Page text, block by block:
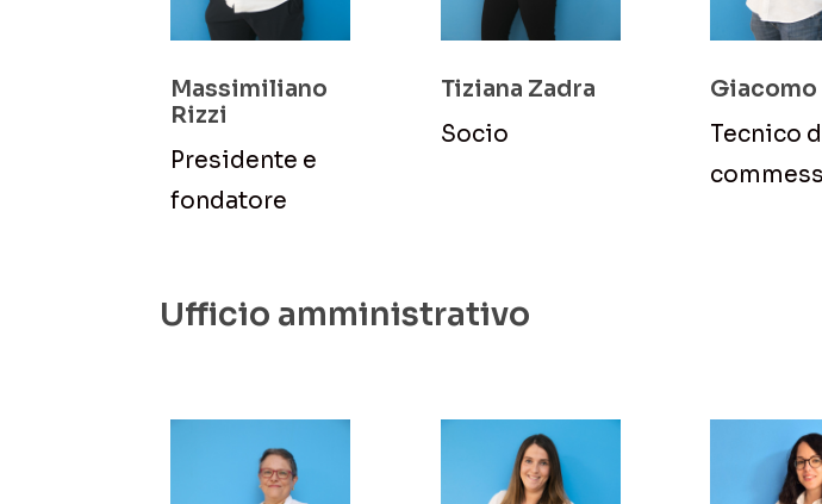
Massimiliano
Rizzi
Presidente e
fondatore
Tiziana Zadra
Socio
Giacomo
Tecnico
Ufficio amministrativo